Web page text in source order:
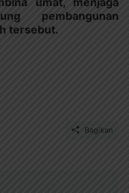
pembangunan
tersebut.
Bagikan